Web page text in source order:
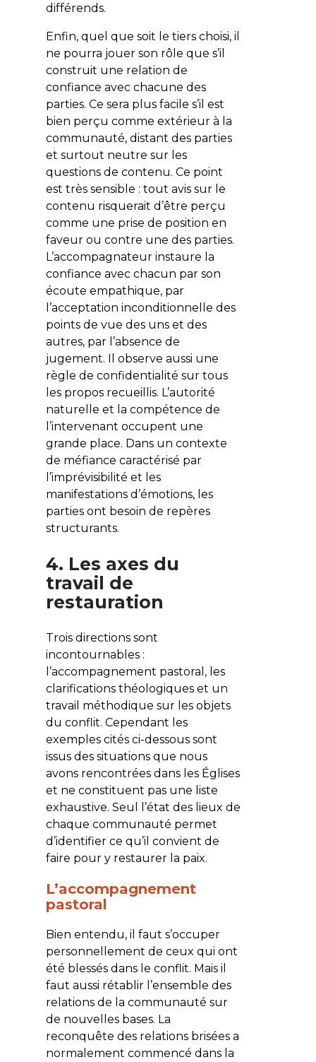
différends.
Enfin, quel que soit le tiers choisi, il
ne pourra jouer son rôle que s’il
construit une relation de
confiance avec chacune des
parties. Ce sera plus facile s’il est
bien perçu comme extérieur à la
communauté, distant des parties
et surtout neutre sur les
questions de contenu. Ce point
est très sensible : tout avis sur le
contenu risquerait d’être perçu
comme une prise de position en
faveur ou contre une des parties.
L’accompagnateur instaure la
confiance avec chacun par son
écoute empathique, par
l’acceptation inconditionnelle des
points de vue des uns et des
autres, par l’absence de
jugement. Il observe aussi une
règle de confidentialité sur tous
les propos recueillis. L’autorité
naturelle et la compétence de
l’intervenant occupent une
grande place. Dans un contexte
de méfiance caractérisé par
l’imprévisibilité et les
manifestations d’émotions, les
parties ont besoin de repères
structurants.
4. Les axes du
travail de
restauration
Trois directions sont
incontournables :
l’accompagnement pastoral, les
clarifications théologiques et un
travail méthodique sur les objets
du conflit. Cependant les
exemples cités ci-dessous sont
issus des situations que nous
avons rencontrées dans les Églises
et ne constituent pas une liste
exhaustive. Seul l’état des lieux de
chaque communauté permet
d’identifier ce qu’il convient de
faire pour y restaurer la paix.
L’accompagnement
pastoral
Bien entendu, il faut s’occuper
personnellement de ceux qui ont
été blessés dans le conflit. Mais il
faut aussi rétablir l’ensemble des
relations de la communauté sur
de nouvelles bases. La
reconquête des relations brisées a
normalement commencé dans la